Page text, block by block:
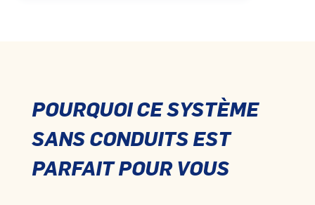
POURQUOI CE SYSTÈME
SANS CONDUITS EST
PARFAIT POUR VOUS